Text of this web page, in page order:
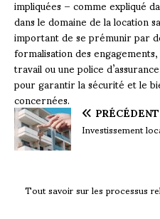
dans le domaine de la location
important de se prémunir par
formalisation des
travail ou une police
pour garantir la sécurité et le
concernées. PRÉCÉDENT
Investissement
Tout savoir sur les processus